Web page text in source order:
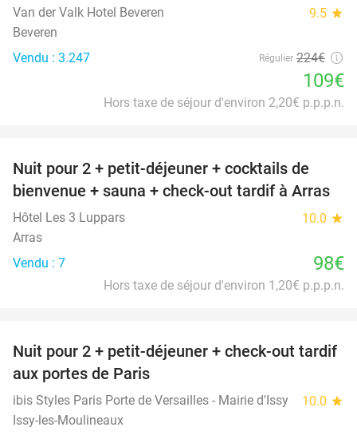
Van der Valk Hotel Beveren 9.5 star
Beveren
Vendu : 3.247
Régulier 224€
109€
Hors taxe de séjour d'environ 2,20€ p.p.p.n.
Nuit pour 2 + petit-déjeuner + cocktails de
bienvenue + sauna + check-out tardif à Arras
Hôtel Les 3 Luppars 10.0 star
Arras
Vendu : 7
98€
Hors taxe de séjour d'environ 1,20€ p.p.p.n.
43%
Nuit pour 2 + petit-déjeuner + check-out tardif
aux portes de Paris
ibis Styles Paris Porte de Versailles - Mairie d'Issy 10.0 star
Issy-les-Moulineaux